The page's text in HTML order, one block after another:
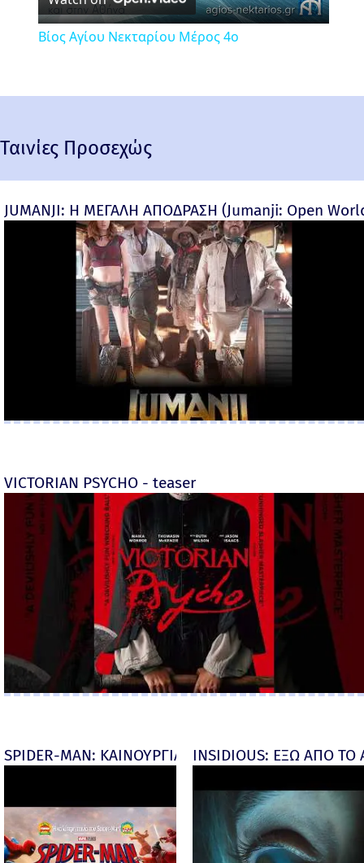
Video
Βίος Αγίου Νεκταρίου Μέρος 4ο
Ταινίες Προσεχώς
JUMANJI: Η ΜΕΓΑΛΗ ΑΠΟΔΡΑΣΗ (Jumanji: Open
VICTORIAN PSYCHO - teaser
SPIDER-MAN: ΚΑΙΝΟΥΡΓΙΑ ΜΕΡΑ (Spider-Man:
INSIDIOUS: ΕΞΩ ΑΠΟ